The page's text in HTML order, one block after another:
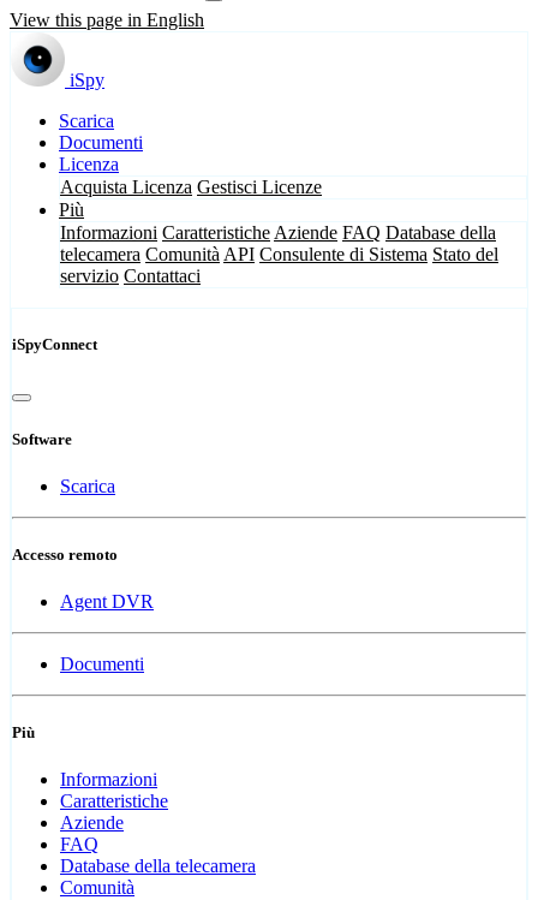
View this page in English
iSpy
Scarica
Documenti
Licenza
Acquista Licenza Gestisci Licenze
Più
Informazioni Caratteristiche Aziende FAQ Database della
telecamera Comunità API Consulente di Sistema Stato del
servizio Contattaci
iSpyConnect
Software
Scarica
Accesso remoto
Agent DVR
Documenti
Più
Informazioni
Caratteristiche
Aziende
FAQ
Database della telecamera
Comunità